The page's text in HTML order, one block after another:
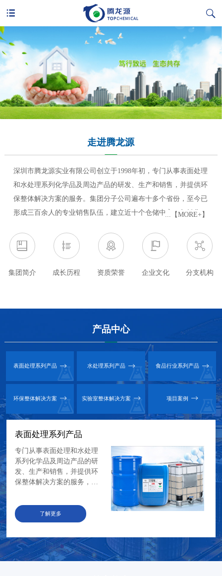
 
走进腾龙源
产品中心
核心能力
加入腾龙源
走进腾龙源
深圳市腾龙源实业有限公司创立于1998年初，专门从事表面处理
和水处理系列化学品及周边产品的研发、生产和销售，并提供环
保整体解决方案的服务。集团分子公司遍布十多个省份，至今已
形成三百余人的专业销售队伍，建立近十个仓储中心，年销售额
...【MORE+】
集团简介 成长历程 资质荣誉 企业文化 分支机构
产品中心
表面处理系列产品  水处理系列产品  食品行业系列产品 
环保整体解决方案  实验室整体解决方案  项目案例 
表面处理系列产品
专门从事表面处理和水处理
系列化学品及周边产品的研
发、生产和销售，并提供环
保整体解决方案的服务，且
理特色产品。
了解更多